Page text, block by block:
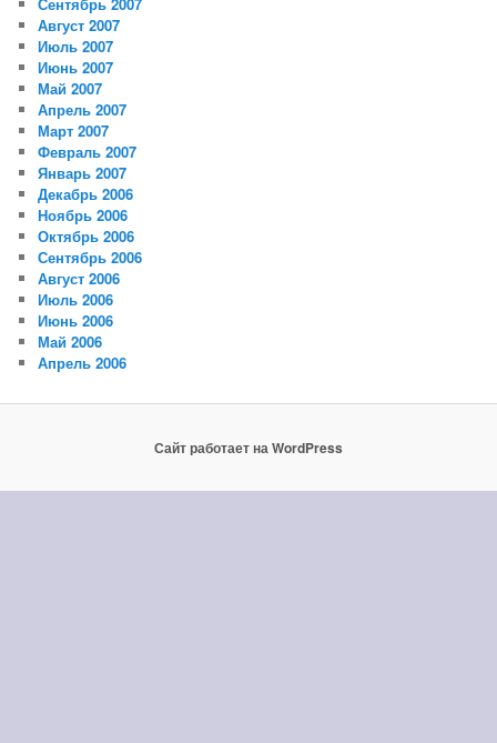
Август 2007
Июль 2007
Июнь 2007
Май 2007
Апрель 2007
Март 2007
Февраль 2007
Январь 2007
Декабрь 2006
Ноябрь 2006
Октябрь 2006
Сентябрь 2006
Август 2006
Июль 2006
Июнь 2006
Май 2006
Апрель 2006
Сайт работает на WordPress